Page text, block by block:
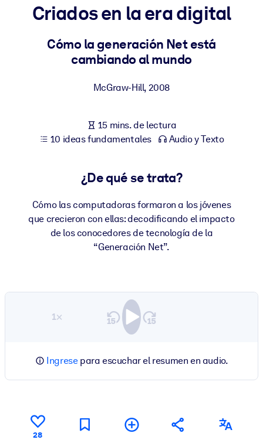
Para LMS/LXP
Integre conocimientos verificados y breves en su LMS/LXP para
Para bibliotecas corporativas
empresariales confiables y listos para usar.
estructurados para mejorar los resultados.
Criados en la era digital
Cómo la generación Net está
cambiando al mundo
McGraw-Hill, 2008
15 mins. de lectura
10 ideas fundamentales
Audio y Texto
¿De qué se trata?
Cómo las computadoras formaron a los jóvenes
que crecieron con ellas: decodificando el impacto
de los conocedores de tecnología de la
“Generación Net”.
1×
Ingresepara escuchar el resumen en audio.
28